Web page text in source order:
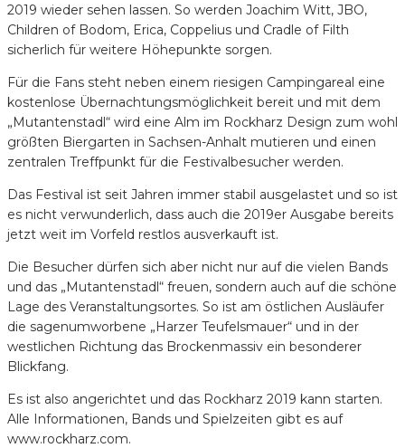
2019 wieder sehen lassen. So werden Joachim Witt, JBO,
Children of Bodom, Erica, Coppelius und Cradle of Filth
sicherlich für weitere Höhepunkte sorgen.
Für die Fans steht neben einem riesigen Campingareal eine
kostenlose Übernachtungsmöglichkeit bereit und mit dem
„Mutantenstadl“ wird eine Alm im Rockharz Design zum wohl
größten Biergarten in Sachsen-Anhalt mutieren und einen
zentralen Treffpunkt für die Festivalbesucher werden.
Das Festival ist seit Jahren immer stabil ausgelastet und so ist
es nicht verwunderlich, dass auch die 2019er Ausgabe bereits
jetzt weit im Vorfeld restlos ausverkauft ist.
Die Besucher dürfen sich aber nicht nur auf die vielen Bands
und das „Mutantenstadl“ freuen, sondern auch auf die schöne
Lage des Veranstaltungsortes. So ist am östlichen Ausläufer
die sagenumworbene „Harzer Teufelsmauer“ und in der
westlichen Richtung das Brockenmassiv ein besonderer
Blickfang.
Es ist also angerichtet und das Rockharz 2019 kann starten.
Alle Informationen, Bands und Spielzeiten gibt es auf
www.rockharz.com.